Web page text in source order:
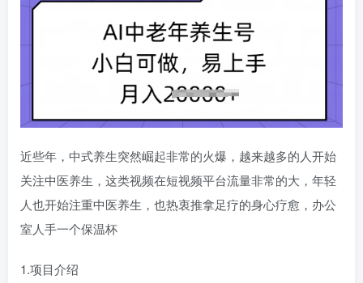
近些年，中式养生突然崛起非常的火爆，越来越多的人开始
关注中医养生，这类视频在短视频平台流量非常的大，年轻
人也开始注重中医养生，也热衷推拿足疗的身心疗愈，办公
室人手一个保温杯
1.项目介绍